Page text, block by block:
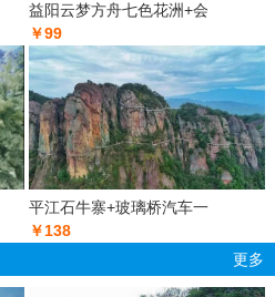
益阳云梦方舟七色花洲+会
￥99
平江石牛寨+玻璃桥汽车一
￥138
更多